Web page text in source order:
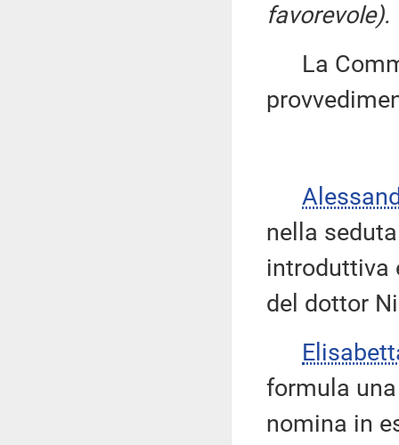
favorevole).
La
nella
introduttiva
del dottor
formula
nomina in